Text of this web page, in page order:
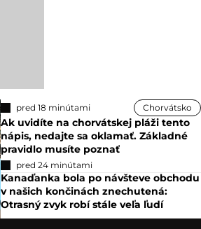
pred 18 minútami Chorvátsko
Ak uvidíte na chorvátskej pláži tento
nápis, nedajte sa oklamať. Základné
pravidlo musíte poznať
pred 24 minútami
Kanaďanka bola po návšteve obchodu
v našich končinách znechutená:
Otrasný zvyk robí stále veľa ľudí